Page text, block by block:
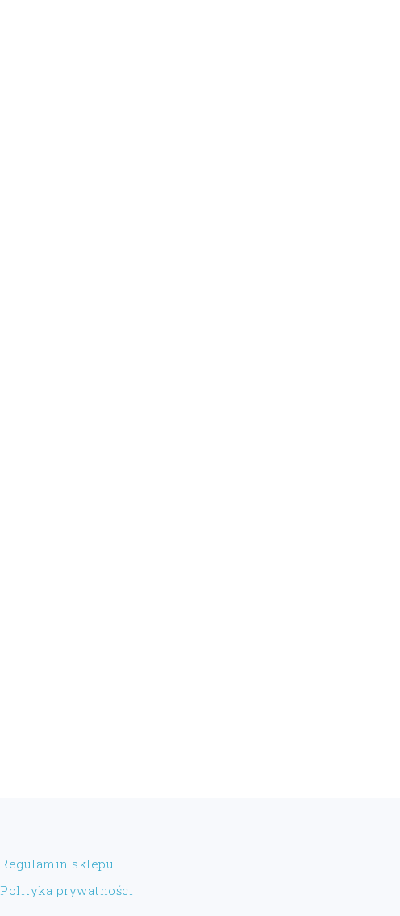
Regulamin sklepu
Polityka prywatności